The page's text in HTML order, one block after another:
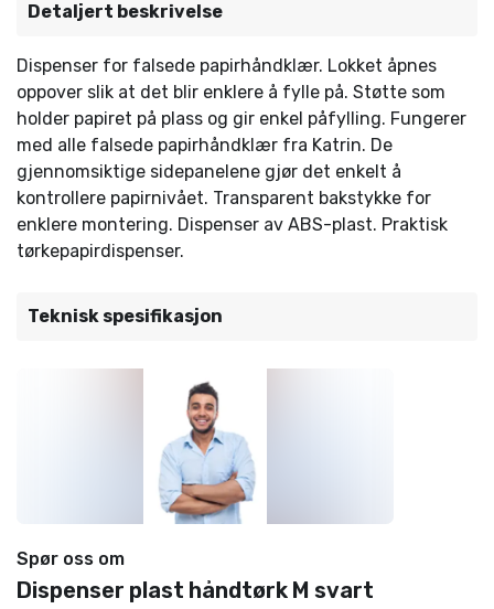
Detaljert beskrivelse
Dispenser for falsede papirhåndklær. Lokket åpnes
oppover slik at det blir enklere å fylle på. Støtte som
holder papiret på plass og gir enkel påfylling. Fungerer
med alle falsede papirhåndklær fra Katrin. De
gjennomsiktige sidepanelene gjør det enkelt å
kontrollere papirnivået. Transparent bakstykke for
enklere montering. Dispenser av ABS-plast. Praktisk
tørkepapirdispenser.
Teknisk spesifikasjon
Spør oss om
Dispenser plast håndtørk M svart